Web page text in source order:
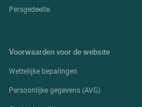
Persgedeelte
Voorwaarden voor de website
Wettelijke bepalingen
Persoonlijke gegevens (AVG)